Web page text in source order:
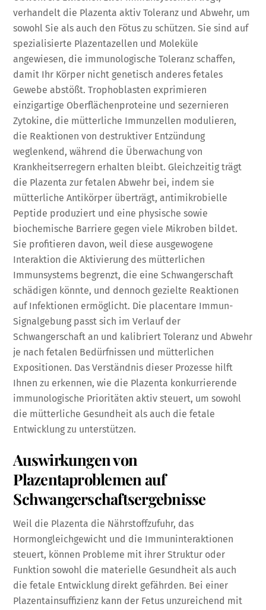
verhandelt die Plazenta aktiv Toleranz und Abwehr, um
sowohl Sie als auch den Fötus zu schützen. Sie sind auf
spezialisierte Plazentazellen und Moleküle
angewiesen, die immunologische Toleranz schaffen,
damit Ihr Körper nicht genetisch anderes fetales
Gewebe abstößt. Trophoblasten exprimieren
einzigartige Oberflächenproteine und sezernieren
Zytokine, die mütterliche Immunzellen modulieren,
die Reaktionen von destruktiver Entzündung
weglenkend, während die Überwachung von
Krankheitserregern erhalten bleibt. Gleichzeitig trägt
die Plazenta zur fetalen Abwehr bei, indem sie
mütterliche Antikörper überträgt, antimikrobielle
Peptide produziert und eine physische sowie
biochemische Barriere gegen viele Mikroben bildet.
Sie profitieren davon, weil diese ausgewogene
Interaktion die Aktivierung des mütterlichen
Immunsystems begrenzt, die eine Schwangerschaft
schädigen könnte, und dennoch gezielte Reaktionen
auf Infektionen ermöglicht. Die placentare Immun-
Signalgebung passt sich im Verlauf der
Schwangerschaft an und kalibriert Toleranz und Abwehr
je nach fetalen Bedürfnissen und mütterlichen
Expositionen. Das Verständnis dieser Prozesse hilft
Ihnen zu erkennen, wie die Plazenta konkurrierende
immunologische Prioritäten aktiv steuert, um sowohl
die mütterliche Gesundheit als auch die fetale
Entwicklung zu unterstützen.
Auswirkungen von
Plazentaproblemen auf
Schwangerschaftsergebnisse
Weil die Plazenta die Nährstoffzufuhr, das
Hormongleichgewicht und die Immuninteraktionen
steuert, können Probleme mit ihrer Struktur oder
Funktion sowohl die materielle Gesundheit als auch
die fetale Entwicklung direkt gefährden. Bei einer
Plazentainsuffizienz kann der Fetus unzureichend mit